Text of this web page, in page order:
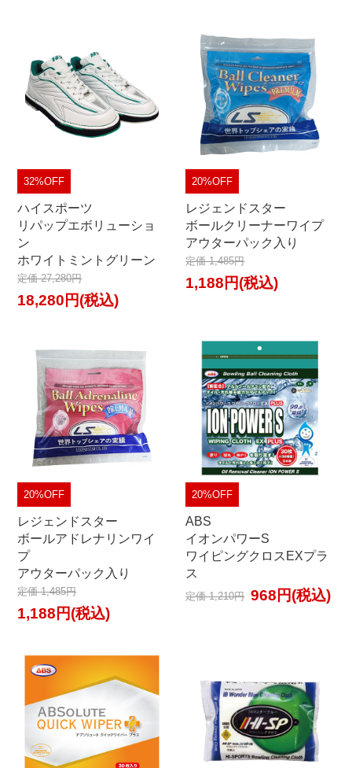
32%OFF
ハイスポーツ
リパップエボリューショ
ン
ホワイトミントグリーン
定価 27,280円
18,280円(税込)
20%OFF
レジェンドスター
ボールクリーナーワイプ
アウターパック入り
定価 1,485円
1,188円(税込)
20%OFF
レジェンドスター
ボールアドレナリンワイ
プ
アウターパック入り
定価 1,485円
1,188円(税込)
20%OFF
ABS
イオンパワーS
ワイピングクロスEXプラ
ス
定価 1,210円 968円(税込)